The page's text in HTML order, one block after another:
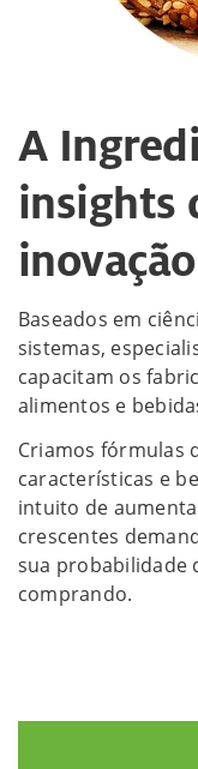
A
insights
Baseados em
sistemas,
capacitam os
alimentos e
Criamos fórmulas
características e
intuito de
crescentes
sua probabilidade
comprando.